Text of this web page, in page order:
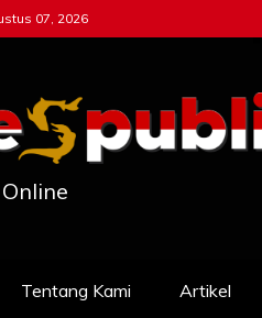
07, 2026
Tentang Kami Artikel